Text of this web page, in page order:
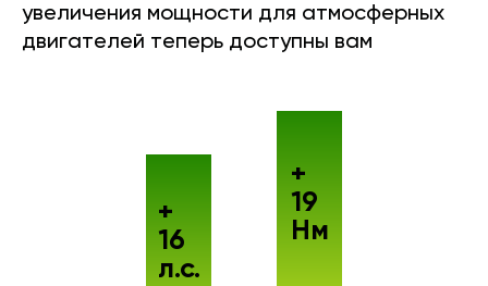
увеличения мощности для атмосферных
двигателей теперь доступны вам
+
16
л.с.
+
19
Нм